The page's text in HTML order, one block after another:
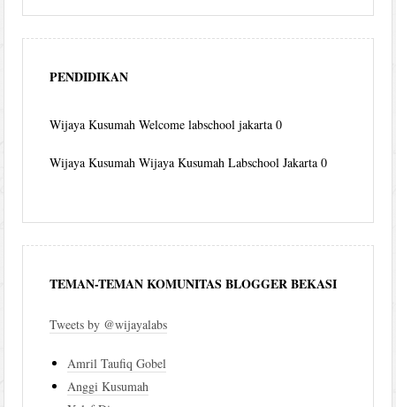
PENDIDIKAN
Wijaya Kusumah Welcome labschool jakarta 0
Wijaya Kusumah Wijaya Kusumah Labschool Jakarta 0
TEMAN-TEMAN KOMUNITAS BLOGGER BEKASI
Tweets by @wijayalabs
Amril Taufiq Gobel
Anggi Kusumah